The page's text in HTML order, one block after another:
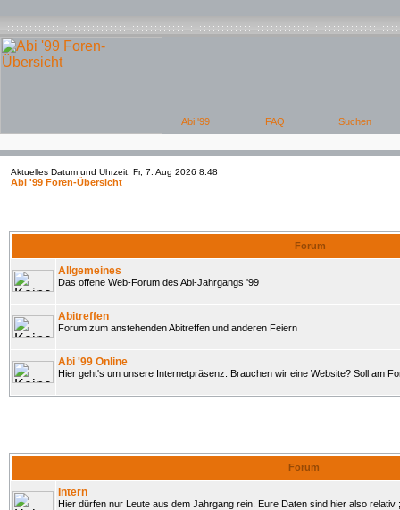
Aktuelles Datum und Uhrzeit: Fr, 7. Aug 2026 8:48
Abi '99 Foren-Übersicht
Forum
Allgemeines
Das offene Web-Forum des Abi-Jahrgangs '99
Abitreffen
Forum zum anstehenden Abitreffen und anderen Feiern
Abi '99 Online
Hier geht's um unsere Internetpräsenz. Brauchen wir eine Website? Soll am
Forum
Intern
Hier dürfen nur Leute aus dem Jahrgang rein. Eure Daten sind hier also relativ